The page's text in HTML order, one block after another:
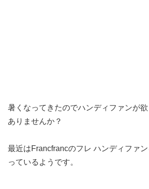
暑くなってきたのでハンディファンが
ありませんか？
最近はFrancfrancのフレ ハンディファ
っているようです。